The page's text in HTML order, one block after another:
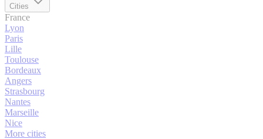
Cities
France
Lyon
Paris
Lille
Toulouse
Bordeaux
Angers
Strasbourg
Nantes
Marseille
Nice
More cities